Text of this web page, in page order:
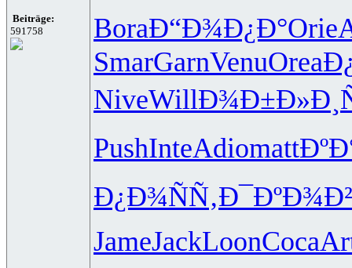
Beiträge:
591758
BoraÐ“Ð¾Ð¿Ð°Orie
SmarGarnVenuOrea
NiveWillÐ¾Ð±Ð»Ð¸
PushInteAdiomatt
Ð¿Ð¾ÑÑ‚Ð¯ÐºÐ¾Ð²
JameJackLoonCoca